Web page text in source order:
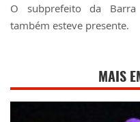
O subprefeito da
também esteve presente.
MAIS